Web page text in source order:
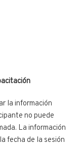
la información
no puede
La información
fecha de la sesión